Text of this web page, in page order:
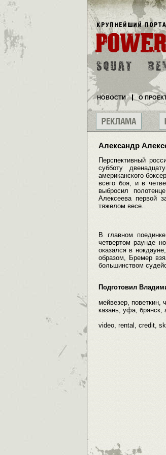
Александр
Перспективный
субботу
американского
всего боя, и в
выбросил
Алексеева первой
тяжелом весе.
В главном
четвертом раунде
оказался в
образом, Бремер
большинством
Подготовил
мейвезер, поветкин,
казань, уфа, брянск,
video, rental, credit,
НОВОСТИ О